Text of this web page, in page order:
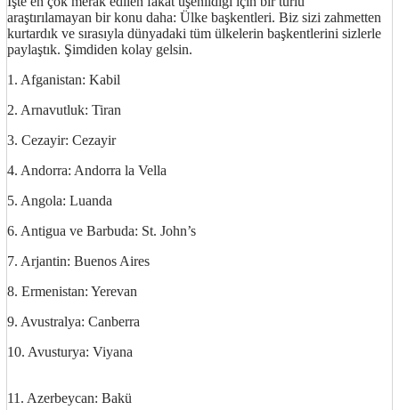
araştırılamayan bir konu daha: Ülke başkentleri. Biz sizi zahmetten
kurtardık ve sırasıyla dünyadaki tüm ülkelerin başkentlerini sizlerle
paylaştık. Şimdiden kolay gelsin.
1. Afganistan: Kabil
2. Arnavutluk: Tiran
3. Cezayir: Cezayir
4. Andorra: Andorra la Vella
5. Angola: Luanda
6. Antigua ve Barbuda: St. John’s
7. Arjantin: Buenos Aires
8. Ermenistan: Yerevan
9. Avustralya: Canberra
10. Avusturya: Viyana
11. Azerbeycan: Bakü